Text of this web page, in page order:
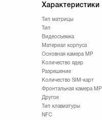
Характеристики
Тип матрицы
Тип
Видеосъемка
Материал корпуса
Основная камера МР
Количество ядер
Разрешение
Количество SIM-карт
Фронтальная камера МР
Другое
Тип клавиатуры
NFC